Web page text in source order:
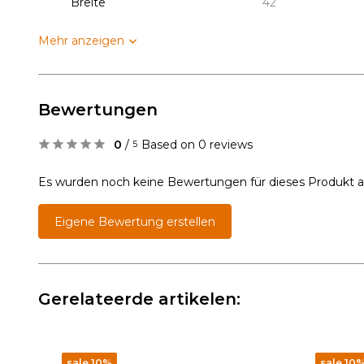
Mehr anzeigen
Bewertungen
0 / 5 Based on 0 reviews
Es wurden noch keine Bewertungen für dieses Produkt
Eigene Bewertung erstellen
Gerelateerde artikelen: